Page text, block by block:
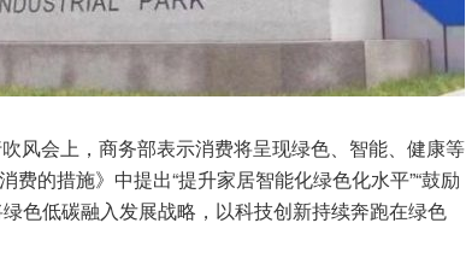
风会上，商务部表示消费将呈现绿色、智能、健康等
的措施》中提出“提升家居智能化绿色化水平”“鼓励
色低碳融入发展战略，以科技创新持续奔跑在绿色